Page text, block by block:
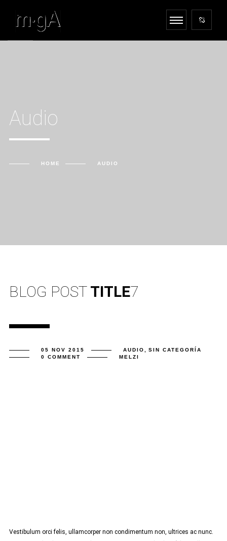
Audio
HOME AUDIO
BLOG POST TITLE7
05 NOV 2015 AUDIO
SIN CATEGORÍA
0 COMMENT
MELZI
Vestibulum orci felis, ullamcorper non condimentum non, ultrices ac nunc.